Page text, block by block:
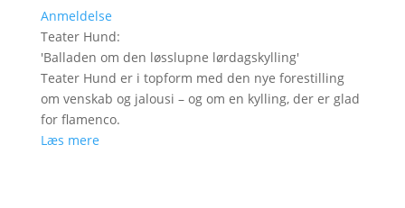
Anmeldelse
Teater Hund:
'Balladen om den løsslupne lørdagskylling'
Teater Hund er i topform med den nye forestilling
om venskab og jalousi – og om en kylling, der er glad
for flamenco.
Læs mere